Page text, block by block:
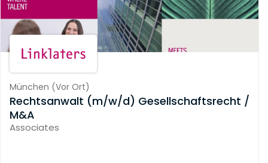
München (Vor Ort)
Rechtsanwalt (m/w/d) Gesellschaftsrecht /
M&A
Associates